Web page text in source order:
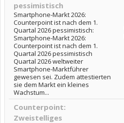
pessimistisch
Smartphone-Markt 2026:
Counterpoint ist nach dem 1.
Quartal 2026 pessimistisch:
Smartphone-Markt 2026:
Counterpoint ist nach dem 1.
Quartal 2026 pessimistisch
Quartal 2026 weltweiter
Smartphone-Marktführer
gewesen sei. Zudem attestierten
sie dem Markt ein kleines
Wachstum...
Counterpoint:
Zweistelliges